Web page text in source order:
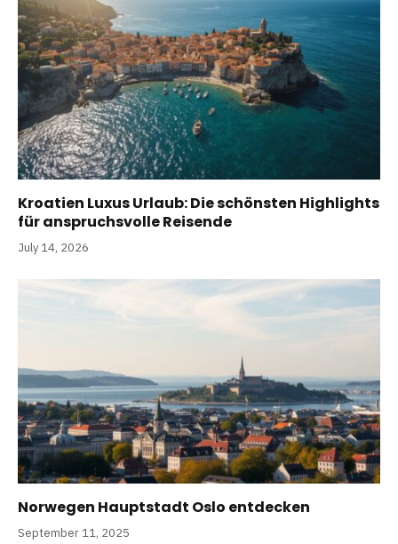
Kroatien Luxus Urlaub: Die schönsten Highlights
für anspruchsvolle Reisende
July 14, 2026
Norwegen Hauptstadt Oslo entdecken
September 11, 2025